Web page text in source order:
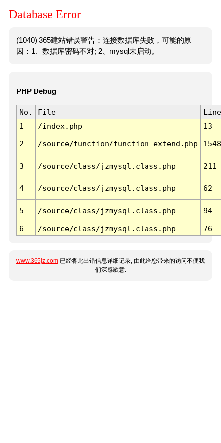
Database Error
(1040) 365建站错误警告：连接数据库失败，可能的原
因：1、数据库密码不对; 2、mysql未启动。
PHP Debug
No. File
Line
1
/index.php 13
2 /source/function/function_extend.php 1548
3 /source/class/jzmysql.class.php 211
4 /source/class/jzmysql.class.php 62
5 /source/class/jzmysql.class.php 94
6 /source/class/jzmysql.class.php 76
www.365jz.com 已经将此出错信息详细记录, 由此给您带来的访问不便我
们深感歉意.